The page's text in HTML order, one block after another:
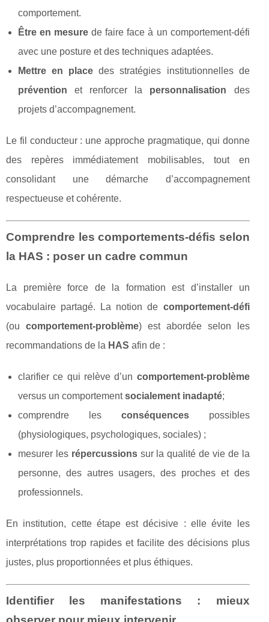
comportement.
Être en mesure de faire face à un comportement-défi
avec une posture et des techniques adaptées.
Mettre en place des stratégies institutionnelles de
prévention et renforcer la personnalisation des
projets d’accompagnement.
Le fil conducteur : une approche pragmatique, qui donne
des repères immédiatement mobilisables, tout en
consolidant une démarche d’accompagnement
respectueuse et cohérente.
Comprendre les comportements-défis selon
la HAS : poser un cadre commun
La première force de la formation est d’installer un
vocabulaire partagé. La notion de comportement-défi
(ou comportement-problème) est abordée selon les
recommandations de la HAS afin de :
clarifier ce qui relève d’un comportement-problème
versus un comportementsocialement inadapté;
comprendre les conséquencespossibles
(physiologiques, psychologiques, sociales) ;
mesurer les répercussionssur la qualité de vie de la
personne, des autres usagers, des proches et des
professionnels.
En institution, cette étape est décisive : elle évite les
interprétations trop rapides et facilite des décisions plus
justes, plus proportionnées et plus éthiques.
Identifier les manifestations : mieux